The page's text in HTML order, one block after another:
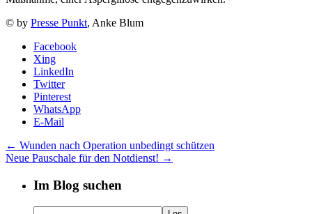
© by Presse Punkt, Anke Blum
Facebook
Xing
LinkedIn
Twitter
Pinterest
WhatsApp
E-Mail
← Wunden nach Operation unbedingt schützen
Neue Pauschale für den Notdienst! →
Im Blog suchen